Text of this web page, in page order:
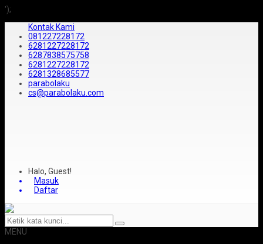
');
Kontak Kami
081227228172
6281227228172
6287838575758
6281227228172
6281328685577
parabolaku
cs@parabolaku.com
Halo, Guest!
Masuk
Daftar
MENU